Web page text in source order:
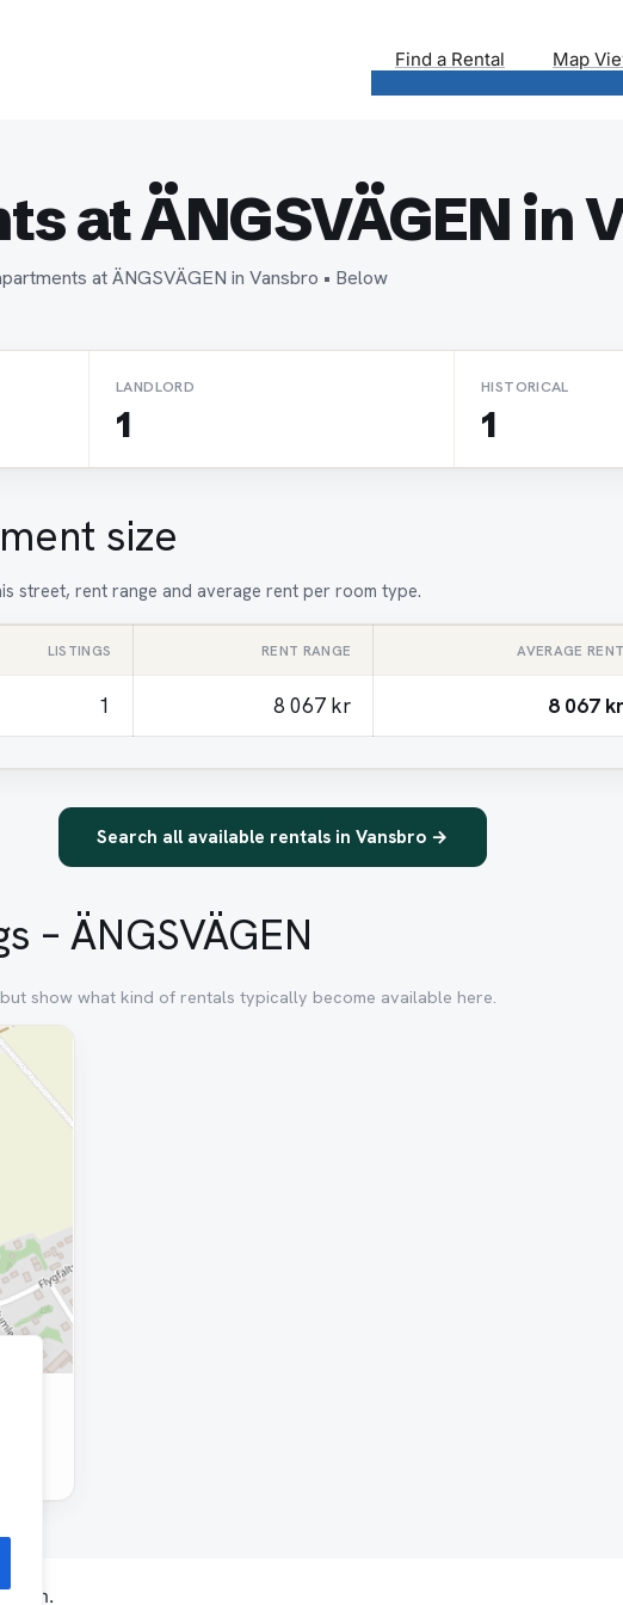
Find a Rental Map
at ÄNGSVÄGEN in
at ÄNGSVÄGEN in Vansbro • Below
LANDLORD
1
HISTORICAL
1
size
street, rent range and average rent per room type.
LISTINGS RENT RANGE AVERAGE RENT
1 8 067 kr 8 067 kr
Search all available rentals in Vansbro →
– ÄNGSVÄGEN
show what kind of rentals typically become available here.